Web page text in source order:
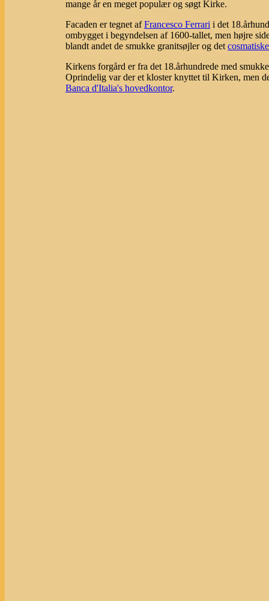
mange år en meget populær og søgt Kirke.
Facaden er tegnet afFrancesco Ferrari i det
ombygget i begyndelsen af 1600-tallet, men højre
blandt andet de smukke granitsøjler og det cosmatiske
Kirkens forgård er fra det 18.århundrede med
Oprindelig var der et kloster knyttet til Kirken, men
Banca d'Italia's hovedkontor.